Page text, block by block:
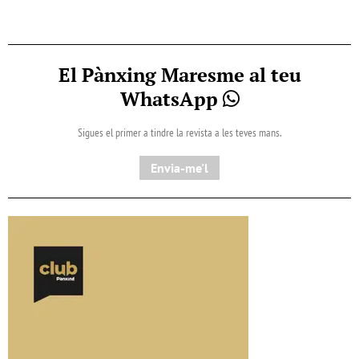
El Pànxing Maresme al teu
WhatsApp
Sigues el primer a tindre la revista a les teves mans.
Envia-me'l